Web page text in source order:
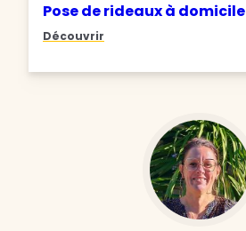
Pose de rideaux à domicile
Découvrir